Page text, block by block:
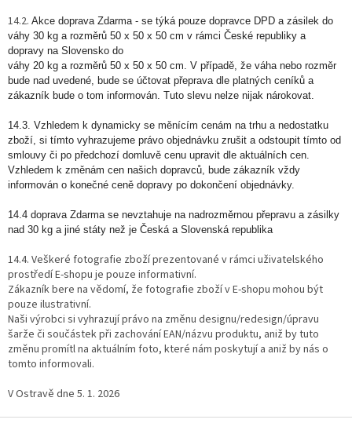
14.2. Akce doprava Zdarma - se týká pouze dopravce DPD a zásilek do
váhy 30 kg a rozměrů 50 x 50 x 50 cm v rámci České republiky a
dopravy na Slovensko do
váhy 20 kg a rozměrů 50 x 50 x 50 cm. V případě, že váha nebo rozměr
bude nad uvedené, bude se účtovat přeprava dle platných ceníků a
zákazník bude o tom informován. Tuto slevu nelze nijak nárokovat.
14.3. Vzhledem k dynamicky se měnícím cenám na trhu a nedostatku
zboží, si tímto vyhrazujeme právo objednávku zrušit a odstoupit tímto od
smlouvy či po předchozí domluvě cenu upravit dle aktuálních cen.
Vzhledem k změnám cen našich dopravců, bude zákazník vždy
informován o konečné ceně dopravy po dokončení objednávky.
14.4 doprava Zdarma se nevztahuje na nadrozměrnou přepravu a zásilky
nad 30 kg a jiné státy než je Česká a Slovenská republika
14.4. Veškeré fotografie zboží prezentované v rámci uživatelského
prostředí E-shopu je pouze informativní.
Zákazník bere na vědomí, že fotografie zboží v E-shopu mohou být
pouze ilustrativní.
Naši výrobci si vyhrazují právo na změnu designu/redesign/úpravu
šarže či součástek při zachování EAN/názvu produktu, aniž by tuto
změnu promítl na aktuálním foto, které nám poskytují a aniž by nás o
tomto informovali.
V Ostravě dne 5. 1. 2026